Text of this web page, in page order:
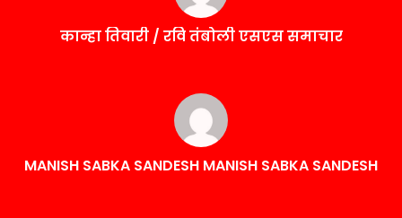
कान्हा तिवारी / रवि तंबोली एसएस समाचार
MANISH SABKA SANDESH MANISH SABKA SANDESH